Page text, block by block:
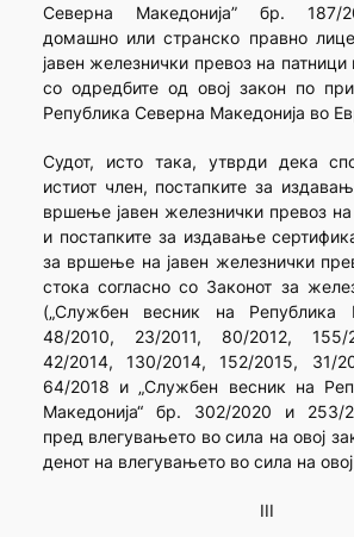
Северна Македонија” бр. 187/
домашно или странско правно
јавен железнички превоз на патници
со одредбите од овој закон по
Република Северна Македонија во
Судот, исто така, утврди дека
истиот член, постапките за
вршење јавен железнички превоз
и постапките за издавање
за вршење на јавен железнички
стока согласно со Законот за
(„Службен весник на Република
48/2010, 23/2011, 80/2012, 155/
42/2014, 130/2014, 152/2015, 31/
64/2018 и „Службен весник на
Македонија“ бр. 302/2020 и 253/
пред влегувањето во сила на овој
денот на влегувањето во сила на
III